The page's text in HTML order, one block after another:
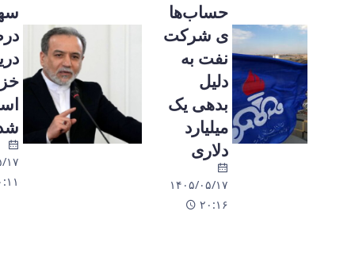
حساب‌ها
ی شرکت
نفت به
دلیل
بدهی یک
میلیارد
دلاری
۱۴۰۵/۰۵/۱۷
سهم ۱۱
درصدی
دریای
خزر از
اساس رد
شد
۱۴۰۵/۰۵/۱۷